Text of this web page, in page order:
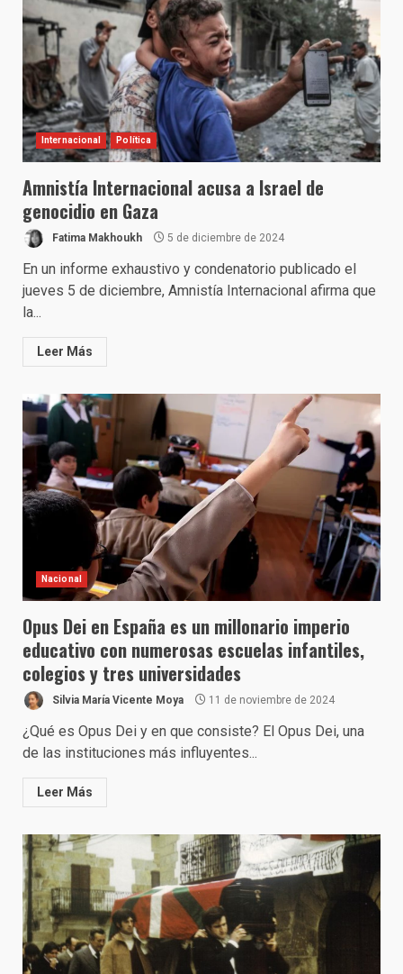
Internacional Política
Amnistía Internacional acusa a Israel de
genocidio en Gaza
Fatima Makhoukh 5 de diciembre de 2024
En un informe exhaustivo y condenatorio publicado el
jueves 5 de diciembre, Amnistía Internacional afirma que
la...
Leer Más
Nacional
Opus Dei en España es un millonario imperio
educativo con numerosas escuelas infantiles,
colegios y tres universidades
Silvia María Vicente Moya 11 de noviembre de 2024
¿Qué es Opus Dei y en que consiste? El Opus Dei, una
de las instituciones más influyentes...
Leer Más